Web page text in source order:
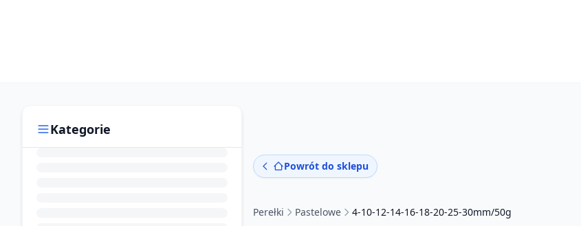
Kategorie
Powrót do sklepu
Perełki Pastelowe 4-10-12-14-16-18-20-25-30mm/50g